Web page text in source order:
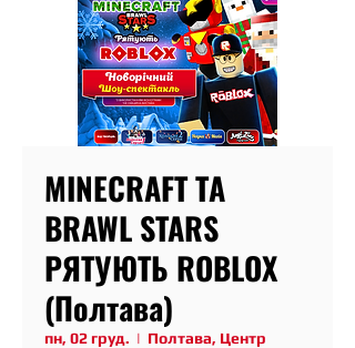
MINECRAFT ТА
BRAWL STARS
РЯТУЮТЬ ROBLOX
(Полтава)
пн, 02 груд.
  |
Полтава, Центр